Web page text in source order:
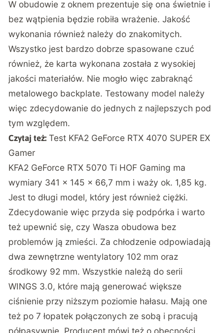
W obudowie z oknem prezentuje się ona świetnie i
bez wątpienia będzie robiła wrażenie. Jakość
wykonania również należy do znakomitych.
Wszystko jest bardzo dobrze spasowane czuć
również, że karta wykonana została z wysokiej
jakości materiałów. Nie mogło więc zabraknąć
metalowego backplate. Testowany model należy
więc zdecydowanie do jednych z najlepszych pod
tym względem.
Czytaj też: Test KFA2 GeForce RTX 4070 SUPER EX
Gamer
KFA2 GeForce RTX 5070 Ti HOF Gaming ma
wymiary 341 x 145 x 66,7 mm i waży ok. 1,85 kg.
Jest to długi model, który jest również ciężki.
Zdecydowanie więc przyda się podpórka i warto
też upewnić się, czy Wasza obudowa bez
problemów ją zmieści. Za chłodzenie odpowiadają
dwa zewnętrzne wentylatory 102 mm oraz
środkowy 92 mm. Wszystkie należą do serii
WINGS 3.0, które mają generować większe
ciśnienie przy niższym poziomie hałasu. Mają one
też po 7 łopatek połączonych ze sobą i pracują
półpasywnie. Producent mówi też o obecności